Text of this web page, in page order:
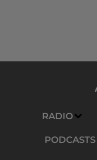
RADIO
PODCASTS